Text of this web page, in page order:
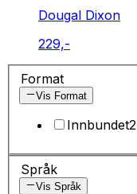
Dougal Dixon
229,-
Format
Vis Format
Innbundet2
Språk
Vis Språk